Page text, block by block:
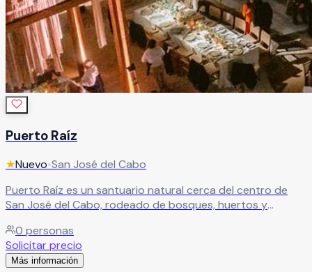
Puerto Raíz
★Nuevo•San José del Cabo
Puerto Raíz es un santuario natural cerca del centro de
San José del Cabo, rodeado de bosques, huertos y
espacio ideal para eventos especiales, donde la naturaleza
se convierte en el escenario perfecto para vivir
experiencias inolvidables.
0 personas
Solicitar precio
Más información